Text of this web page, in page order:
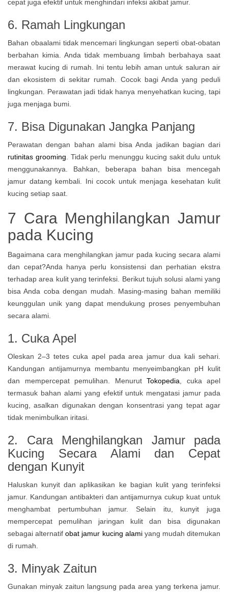
6. Ramah Lingkungan
Bahan obaalami tidak mencemari lingkungan seperti obat-obatan
berbahan kimia. Anda tidak membuang limbah berbahaya saat
merawat kucing di rumah. Ini tentu lebih aman untuk saluran air
dan ekosistem di sekitar rumah. Cocok bagi Anda yang peduli
lingkungan. Perawatan jadi tidak hanya menyehatkan kucing, tapi
juga menjaga bumi.
7. Bisa Digunakan Jangka Panjang
Perawatan dengan bahan alami bisa Anda jadikan bagian dari
rutinitas grooming . Tidak perlu menunggu kucing sakit dulu untuk
menggunakannya. Bahkan, beberapa bahan bisa mencegah
jamur datang kembali. Ini cocok untuk menjaga kesehatan kulit
kucing setiap saat.
7 Cara Menghilangkan Jamur
pada Kucing
Bagaimana cara menghilangkan jamur pada kucing secara alami
dan cepat?Anda hanya perlu konsistensi dan perhatian ekstra
terhadap area kulit yang terinfeksi. Berikut tujuh solusi alami yang
bisa Anda coba dengan mudah. Masing-masing bahan memiliki
keunggulan unik yang dapat mendukung proses penyembuhan
secara alami.
1. Cuka Apel
Oleskan 2–3 tetes cuka apel pada area jamur dua kali sehari.
Kandungan antijamurnya membantu menyeimbangkan pH kulit
dan mempercepat pemulihan. Menurut Tokopedia , cuka apel
termasuk bahan alami yang efektif untuk mengatasi jamur pada
kucing, asalkan digunakan dengan konsentrasi yang tepat agar
tidak menimbulkan iritasi.
2. Cara Menghilangkan Jamur pada
Kucing Secara Alami dan Cepat
dengan Kunyit
Haluskan kunyit dan aplikasikan ke bagian kulit yang terinfeksi
jamur. Kandungan antibakteri dan antijamurnya cukup kuat untuk
menghambat pertumbuhan jamur. Selain itu, kunyit juga
mempercepat pemulihan jaringan kulit dan bisa digunakan
sebagai alternatifobat jamur kucing alamiyang mudah ditemukan
di rumah.
3. Minyak Zaitun
Gunakan minyak zaitun langsung pada area yang terkena jamur.